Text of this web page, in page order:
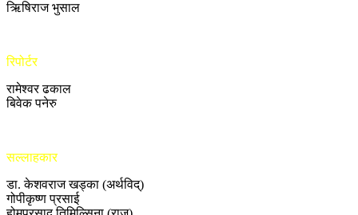
ऋिषिराज भुसाल
रिपोर्टर
रामेश्वर ढकाल
बिवेक पनेरु
सल्लाहकार
डा. केशवराज खड्का (अर्थविद्)
गोपीकृष्ण प्रसाई